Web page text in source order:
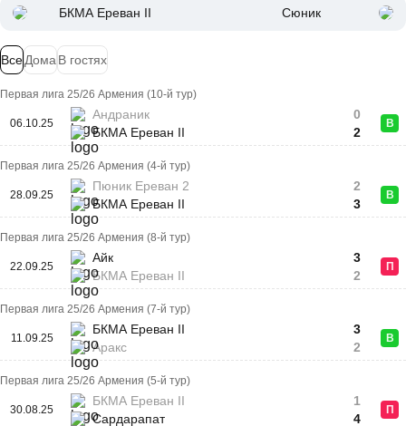
БКМА Ереван II Сюник
ВсеДома В гостях
Первая лига 25/26 Армения (10-й тур)
06.10.25
Андраник
БКМА Ереван II
0
2
В
Первая лига 25/26 Армения (4-й тур)
28.09.25
Пюник Ереван 2
БКМА Ереван II
2
3
В
Первая лига 25/26 Армения (8-й тур)
22.09.25
Айк
БКМА Ереван II
3
2
П
Первая лига 25/26 Армения (7-й тур)
11.09.25
БКМА Ереван II
Аракс
3
2
В
Первая лига 25/26 Армения (5-й тур)
30.08.25
БКМА Ереван II
Сардарапат
1
4
П